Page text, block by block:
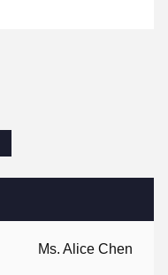
Ms. Alice Chen